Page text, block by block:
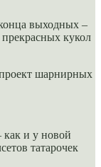
выходных –
кукол
шарнирных
как и у новой
татарочек